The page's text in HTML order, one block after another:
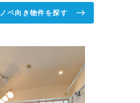
ベ向き物件を探す